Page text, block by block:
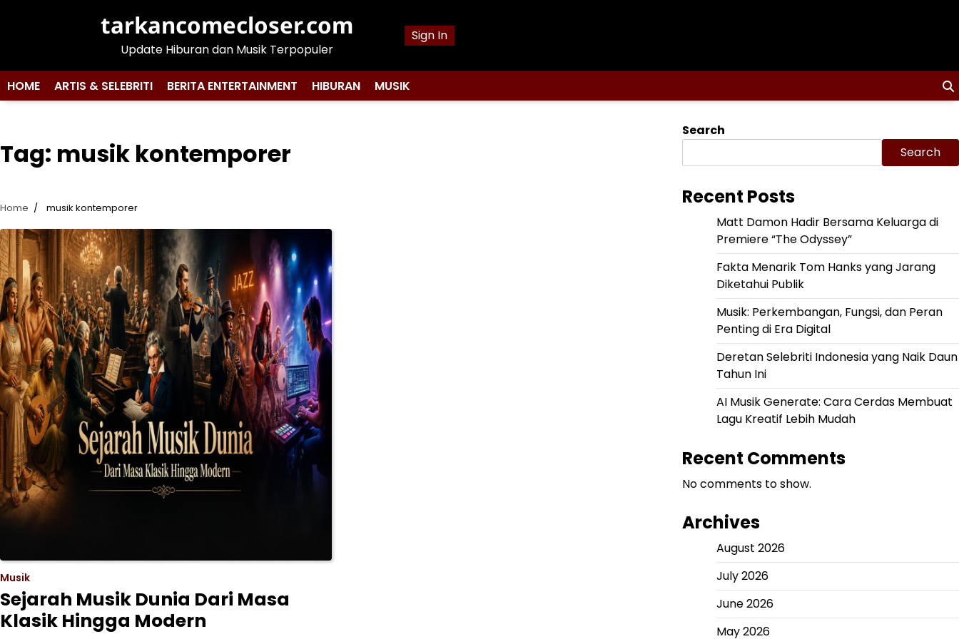
tarkancomecloser.com
Update Hiburan dan Musik Terpopuler
Sign In
HOME ARTIS & SELEBRITI BERITA ENTERTAINMENT HIBURAN MUSIK
Tag: musik kontemporer
Home musik kontemporer
Musik
Sejarah Musik Dunia Dari Masa
Klasik Hingga Modern
Search
Search
Recent Posts
Matt Damon Hadir Bersama Keluarga di
Premiere “The Odyssey”
Fakta Menarik Tom Hanks yang Jarang
Diketahui Publik
Musik: Perkembangan, Fungsi, dan Peran
Penting di Era Digital
Deretan Selebriti Indonesia yang Naik Daun
Tahun Ini
AI Musik Generate: Cara Cerdas Membuat
Lagu Kreatif Lebih Mudah
Recent Comments
No comments to show.
Archives
August 2026
July 2026
June 2026
May 2026